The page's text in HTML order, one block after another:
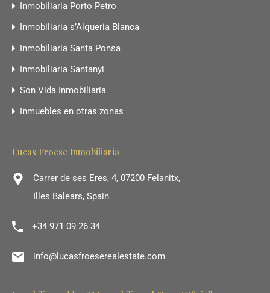
Inmobiliaria Porto Petro
Inmobiliaria s’Alqueria Blanca
Inmobiliaria Santa Ponsa
Inmobiliaria Santanyi
Son Vida Inmobiliaria
Inmuebles en otras zonas
Lucas Froese Inmobiliaria
Carrer de ses Eres, 4, 07200 Felanitx,
Illes Balears, Spain
+34 971 09 26 34
info@lucasfroeserealestate.com